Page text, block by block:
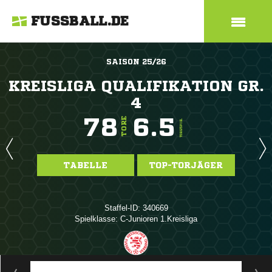
FUSSBALL.DE
SAISON 25/26
KREISLIGA QUALIFIKATION GR.
4
78 TORE 6.5 TORE/SPIEL
TABELLE TOP-TORJÄGER
Staffel-ID: 340669
Spielklasse: C-Junioren 1.Kreisliga
ANZEIGE